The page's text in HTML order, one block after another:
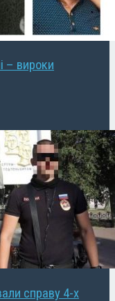
– вироки
справу 4-х